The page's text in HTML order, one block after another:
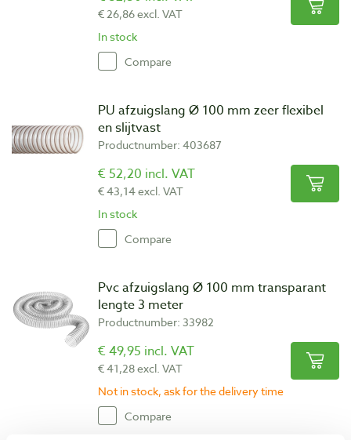
€ 26,86 excl. VAT
In stock
Compare
PU afzuigslang Ø 100 mm zeer flexibel
en slijtvast
Productnumber: 403687
€ 52,20 incl. VAT
€ 43,14 excl. VAT
In stock
Compare
Pvc afzuigslang Ø 100 mm transparant
lengte 3 meter
Productnumber: 33982
€ 49,95 incl. VAT
€ 41,28 excl. VAT
Not in stock, ask for the delivery time
Compare